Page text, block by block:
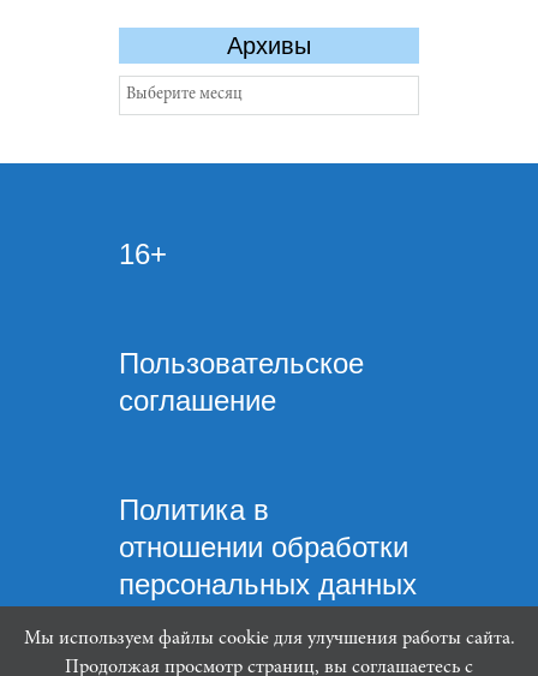
Архивы
Архивы
16+
Пользовательское
соглашение
Политика в
отношении обработки
персональных данных
Мы используем файлы cookie для улучшения работы сайта.
Продолжая просмотр страниц, вы соглашаетесь с